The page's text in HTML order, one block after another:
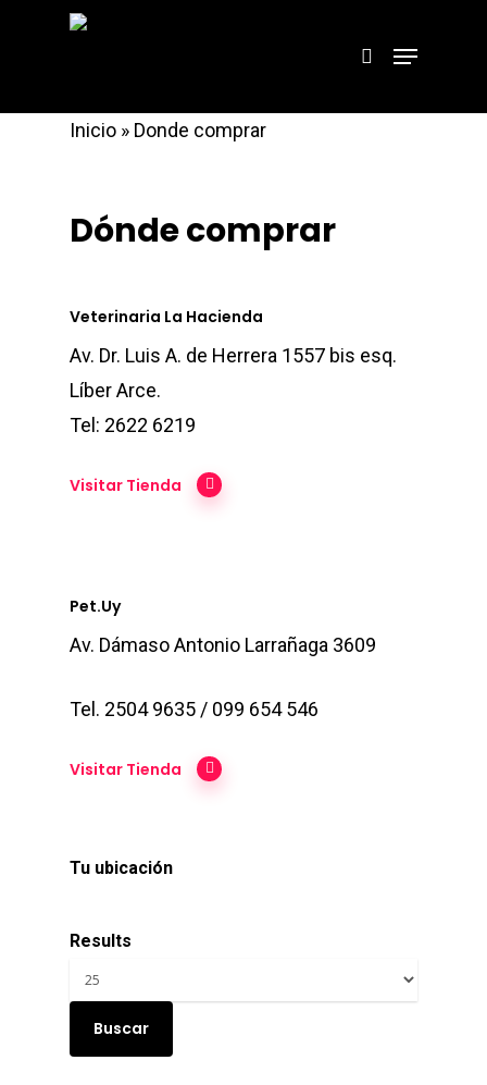
Hit enter to search or ESC to close
Inicio » Donde comprar
Dónde comprar
Veterinaria La Hacienda
Av. Dr. Luis A. de Herrera 1557 bis esq.
Líber Arce.
Tel: 2622 6219
Visitar Tienda
Pet.uy
Av. Dámaso Antonio Larrañaga 3609
Tel. 2504 9635 / 099 654 546
Visitar Tienda
Tu ubicación
Results